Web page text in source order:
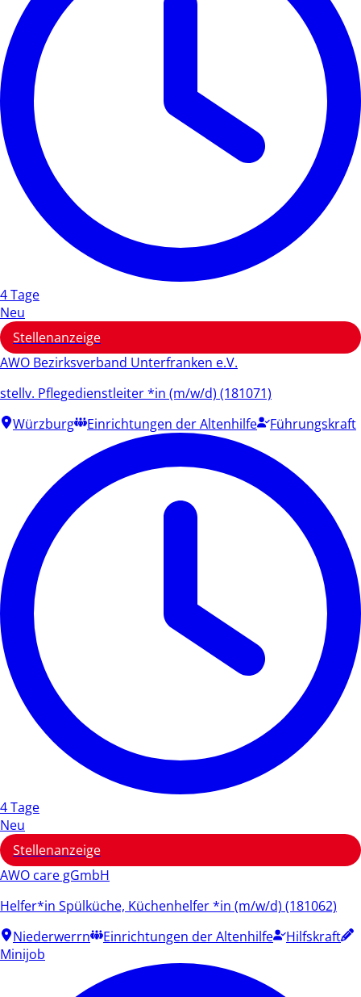
4 Tage
Neu
Stellenanzeige
AWO Bezirksverband Unterfranken e.V.
stellv. Pflegedienstleiter *in (m/w/d) (181071)
Würzburg
Einrichtungen der Altenhilfe Führungskraft
4 Tage
Neu
Stellenanzeige
AWO care gGmbH
Helfer*in Spülküche, Küchenhelfer *in (m/w/d) (181062)
Niederwerrn
Einrichtungen der Altenhilfe
Hilfskraft
Minijob